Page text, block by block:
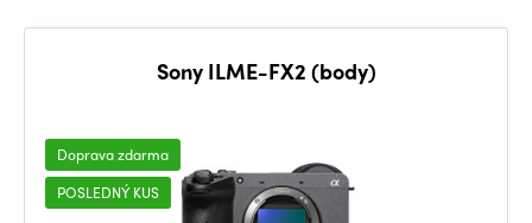
Sony ILME-FX2 (body)
Doprava zdarma
POSLEDNÝ KUS